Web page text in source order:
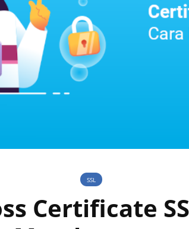
SSL
Certificate